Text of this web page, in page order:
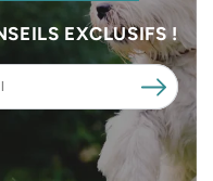
EXCLUSIFS !